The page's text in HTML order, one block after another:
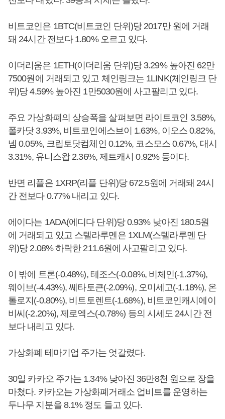
비트코인은 1BTC(비트코인 단위)당 2017만 원에 거래
돼 24시간 전보다 1.80% 오르고 있다.
이더리움은 1ETH(이더리움 단위)당 3.29% 높아진 62만
7500원에 거래되고 있고 체인링크는 1LINK(체인링크 단
위)당 4.59% 높아진 1만5030원에 사고팔리고 있다.
주요 가상화폐의 상승폭을 살펴보면 라이트코인 3.58%,
폴카닷 3.93%, 비트코인에스브이 1.63%, 이오스 0.82%,
넴 0.05%, 크립토닷컴체인 0.12%, 코스모스 0.67%, 대시
3.31%, 유니스왑 2.36%, 제트캐시 0.92% 등이다.
반면 리플은 1XRP(리플 단위)당 672.5원에 거래돼 24시
간 전보다 0.77% 내리고 있다.
에이다는 1ADA(에디다 단위)당 0.93% 낮아진 180.5원
에 거래되고 있고 스텔라루멘은 1XLM(스텔라루멘 단
위)당 2.08% 하락한 211.6원에 사고팔리고 있다.
이 밖에 트론(-0.48%), 테조스(-0.08%, 비체인(-1.37%),
웨이브(-4.43%), 쎄타토큰(-2.09%), 오미세고(-1.18%), 온
톨로지(-0.80%), 비트토렌트(-1.68%), 비트코인캐시에이
비씨(-2.20%), 제로엑스(-0.78%) 등의 시세도 24시간 전
보다 내리고 있다.
가상화폐 테마기업 주가는 엇갈렸다.
30일 카카오 주가는 1.34% 낮아진 36만8천 원으로 장을
마쳤다. 카카오는 가상화폐거래소 업비트를 운영하는
두나무 지분을 8.1% 정도 들고 있다.